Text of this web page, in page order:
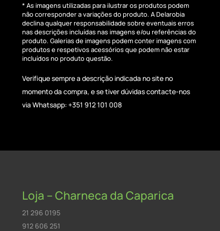
* As imagens utilizadas para ilustrar os produtos podem
não corresponder a variações do produto. A Delarobia
declina qualquer responsabilidade sobre eventuais erros
nas descrições incluídas nas imagens e/ou referências do
produto. Galerias de imagens podem conter imagens com
produtos e respetivos acessórios que podem não estar
incluídos no produto questão.
Verifique sempre a descrição indicada no site no
momento da compra, e se tiver dúvidas contacte-nos
via Whatsapp: +351 912 101 008
Loja – Charneca da Caparica
21 296 0195
912 606 251